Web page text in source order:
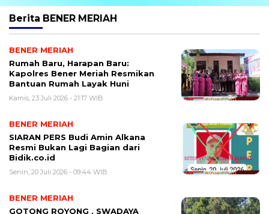
Berita BENER MERIAH
BENER MERIAH
Rumah Baru, Harapan Baru:
Kapolres Bener Meriah Resmikan
Bantuan Rumah Layak Huni
Kamis, 23 Juli 2026 - 21:17 WIB
BENER MERIAH
SIARAN PERS Budi Amin Alkana
Resmi Bukan Lagi Bagian dari
Bidik.co.id
Senin, 20 Juli 2026 - 09:44 WIB
BENER MERIAH
GOTONG ROYONG , SWADAYA